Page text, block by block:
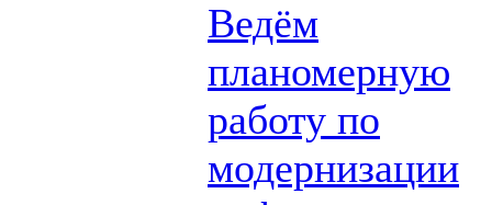
Ведём
планомерную
работу по
модернизации